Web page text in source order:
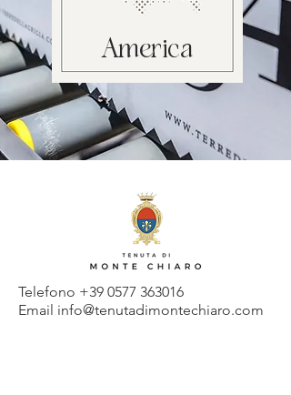
America
Telefono +39 0577 363016
Email info@tenutadimontechiaro.com